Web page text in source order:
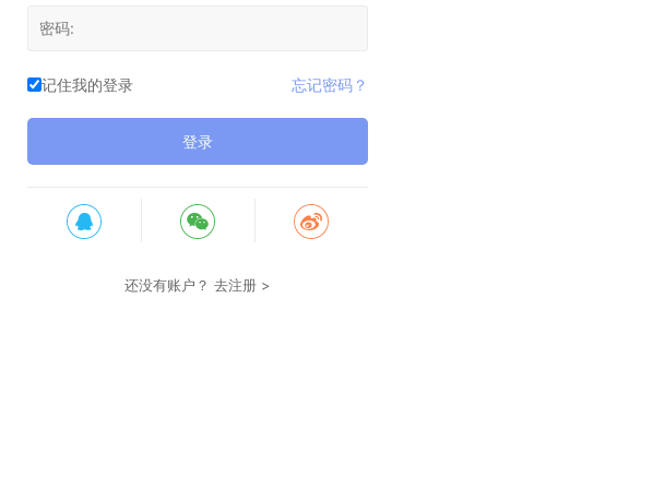
记住我的登录 忘记密码？
登录
还没有账户？去注册 >